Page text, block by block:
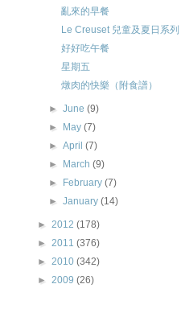
亂來的早餐
Le Creuset 兒童及夏日系列
好好吃午餐
星期五
燉肉的快樂（附食譜）
►June(9)
►
May(7)
►April(7)
►
March(9)
►
February(7)
►January(14)
► 2012 (178)
► 2011 (376)
► 2010 (342)
► 2009 (26)